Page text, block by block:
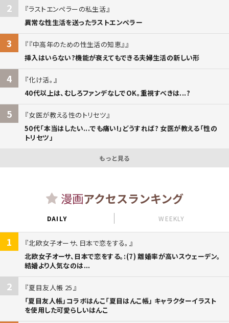
2
ラストエンペラーの私生活
異常な性生活を送ったラストエンペラー
3
『中高年のための性生活の知恵』
挿入はいらない?機能が衰えてもできる夫婦生活の新しい形
4
化け活。
40代以上は、むしろファンデなしでOK。重視すべきは...?
5
女医が教える性のトリセツ
50代「本当はしたい...でも痛い!」どうすれば? 女医が教える「性の
トリセツ」
もっと見る
漫画アクセスランキング
DAILY WEEKLY
1
北欧女子オーサ、日本で恋をする。
北欧女子オーサ、日本で恋をする。:(7) 離婚率が高いスウェーデン。
結婚より人気なのは...
2
夏目友人帳 25
「夏目友人帳」コラボはんこ「夏目はんこ帳」 キャラクターイラスト
を使用した可愛らしいはんこ